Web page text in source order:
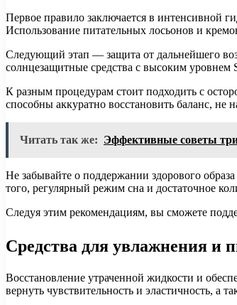
Первое правило заключается в интенсивной
Использование питательных лосьонов и
Следующий этап — защита от дальнейшего
солнцезащитные средства с высоким уровнем
К разным процедурам стоит подходить с
способны аккуратно восстановить баланс, не
Читать так же: Эффективные советы
Не забывайте о поддержании здорового
того, регулярный режим сна и достаточное
Следуя этим рекомендациям, вы сможете
Средства для увлажнения и
Восстановление утраченной жидкости и
вернуть чувствительность и эластичность, а